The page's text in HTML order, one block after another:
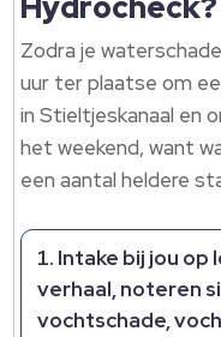
Hydrocheck?
Zodra je
uur ter plaatse om
in Stieltjeskanaal en
het weekend, want
een aantal heldere
Intake bij jou op
verhaal, noteren
vochtschade,